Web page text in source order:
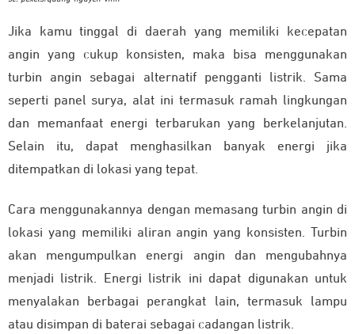
Jika kamu tinggal di daerah yang memiliki kecepatan
angin yang cukup konsisten, maka bisa menggunakan
turbin angin sebagai alternatif pengganti listrik. Sama
seperti panel surya, alat ini termasuk ramah lingkungan
dan memanfaat energi terbarukan yang berkelanjutan.
Selain itu, dapat menghasilkan banyak energi jika
ditempatkan di lokasi yang tepat.
Cara menggunakannya dengan memasang turbin angin di
lokasi yang memiliki aliran angin yang konsisten. Turbin
akan mengumpulkan energi angin dan mengubahnya
menjadi listrik. Energi listrik ini dapat digunakan untuk
menyalakan berbagai perangkat lain, termasuk lampu
atau disimpan di baterai sebagai cadangan listrik.